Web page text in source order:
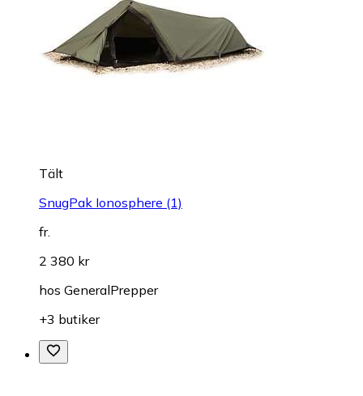
Tält
SnugPak Ionosphere (1)
fr.
2 380 kr
hos GeneralPrepper
+3 butiker